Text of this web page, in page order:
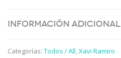
Información adicional
Categorías: Todos / All,Xavi Ramiro